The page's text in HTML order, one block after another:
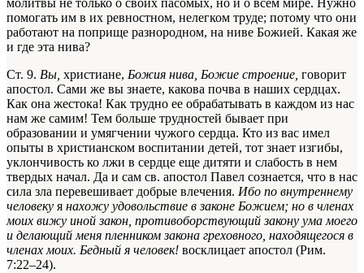
молитвы не только о своих пасомых, но и о всем мире. Нужно
помогать им в их ревностном, нелегком труде; потому что они
работают на поприще разнородном, на ниве Божией. Какая же
и где эта нива?
Ст. 9. Вы, христиане, Божия нива, Божие строение, говорит
апостол. Сами же вы знаете, какова почва в наших сердцах.
Как она жестока! Как трудно ее обрабатывать в каждом из нас
нам же самим! Тем больше трудностей бывает при
образовании и умягчении чужого сердца. Кто из вас имел
опыты в христианском воспитании детей, тот знает изгибы,
уклончивость ко лжи в сердце еще дитяти и слабость в нем
твердых начал. Да и сам св. апостол Павел сознается, что в нас
сила зла перевешивает добрые влечения. Ибо по внутреннему
человеку я нахожу удовольствие в законе Божием; но в членах
моих вижу иной закон, противоборствующий закону ума моего
и делающий меня пленником закона греховного, находящегося в
членах моих. Бедный я человек! восклицает апостол (Рим.
7:22–24).